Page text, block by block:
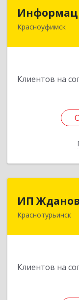
Красноуфимск
Клиентов на
623300,
ИП
Краснотурьинск
Клиентов на